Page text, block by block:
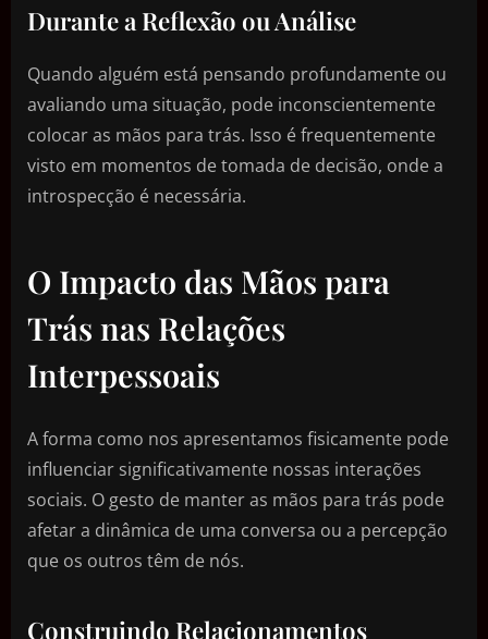
Durante a Reflexão ou Análise
Quando alguém está pensando profundamente ou
avaliando uma situação, pode inconscientemente
colocar as mãos para trás. Isso é frequentemente
visto em momentos de tomada de decisão, onde a
introspecção é necessária.
O Impacto das Mãos para
Trás nas Relações
Interpessoais
A forma como nos apresentamos fisicamente pode
influenciar significativamente nossas interações
sociais. O gesto de manter as mãos para trás pode
afetar a dinâmica de uma conversa ou a percepção
que os outros têm de nós.
Construindo Relacionamentos